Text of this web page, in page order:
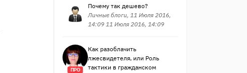
Почему так дешево?
Личные блоги, 11 Июля 2016,
14:09 11 Июля 2016, 14:09
ПРО
Как разоблачить
лжесвидетеля, или Роль
тактики в гражданском